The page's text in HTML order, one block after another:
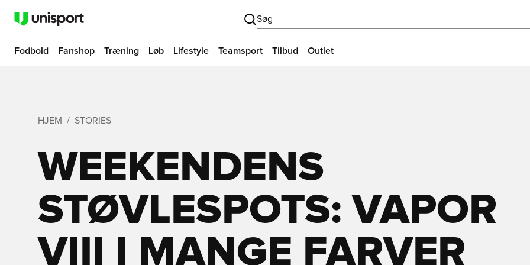
Søg
Fodbold Fanshop Træning Løb Lifestyle Teamsport Tilbud Outlet
HJEM STORIES
WEEKENDENS
STØVLESPOTS: VAPOR
VIII I MANGE FARVER